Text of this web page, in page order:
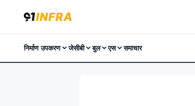
निर्माण उपकरण जेसीबी बुल एस समाचार